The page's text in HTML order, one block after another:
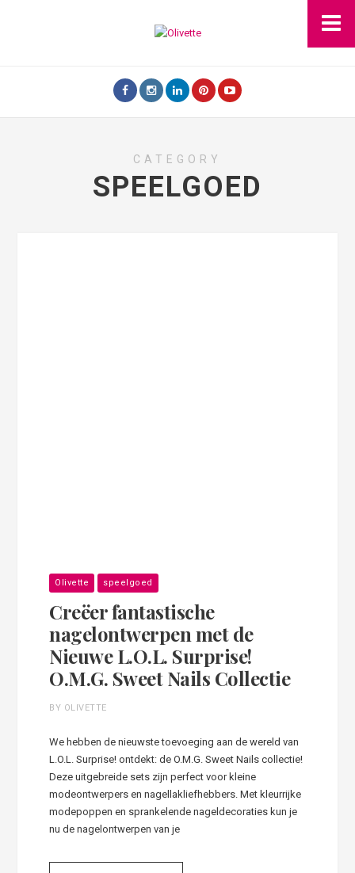
CATEGORY
SPEELGOED
Olivette speelgoed
Creëer fantastische
nagelontwerpen met de
Nieuwe L.O.L. Surprise!
O.M.G. Sweet Nails Collectie
BY OLIVETTE
We hebben de nieuwste toevoeging aan de wereld van
L.O.L. Surprise! ontdekt: de O.M.G. Sweet Nails collectie!
Deze uitgebreide sets zijn perfect voor kleine
modeontwerpers en nagellakliefhebbers. Met kleurrijke
modepoppen en sprankelende nageldecoraties kun je
nu de nagelontwerpen van je